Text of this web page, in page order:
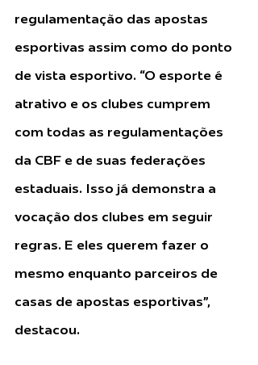
regulamentação das apostas
esportivas assim como do ponto
de vista esportivo. “O esporte é
atrativo e os clubes cumprem
com todas as regulamentações
da CBF e de suas federações
estaduais. Isso já demonstra a
vocação dos clubes em seguir
regras. E eles querem fazer o
mesmo enquanto parceiros de
casas de apostas esportivas”,
destacou.